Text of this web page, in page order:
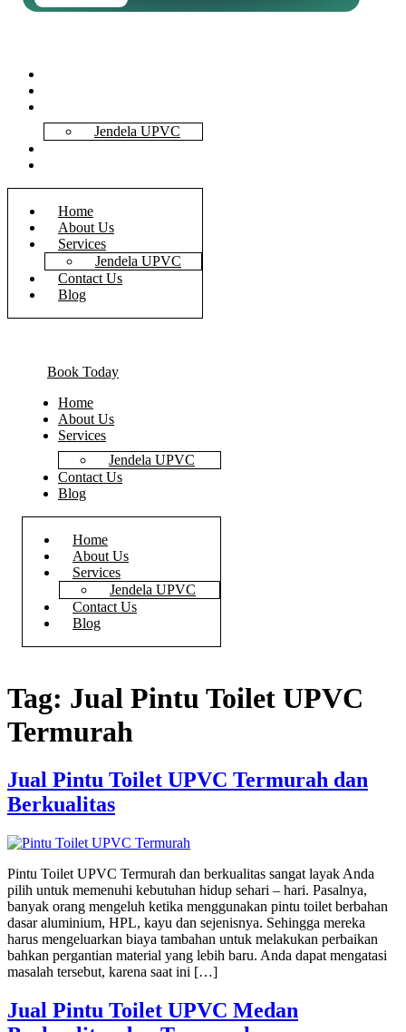
Jendela UPVC
Home
About Us
Services
Jendela UPVC
Contact Us
Blog
Book Today
Home
About Us
Services
Jendela UPVC
Contact Us
Blog
Home
About Us
Services
Jendela UPVC
Contact Us
Blog
Tag: Jual Pintu Toilet UPVC
Termurah
Jual Pintu Toilet UPVC Termurah dan
Berkualitas
Pintu Toilet UPVC Termurah dan berkualitas sangat layak Anda
pilih untuk memenuhi kebutuhan hidup sehari – hari. Pasalnya,
banyak orang mengeluh ketika menggunakan pintu toilet berbahan
dasar aluminium, HPL, kayu dan sejenisnya. Sehingga mereka
harus mengeluarkan biaya tambahan untuk melakukan perbaikan
bahkan pergantian material yang lebih baru. Anda dapat mengatasi
masalah tersebut, karena saat ini […]
Jual Pintu Toilet UPVC Medan